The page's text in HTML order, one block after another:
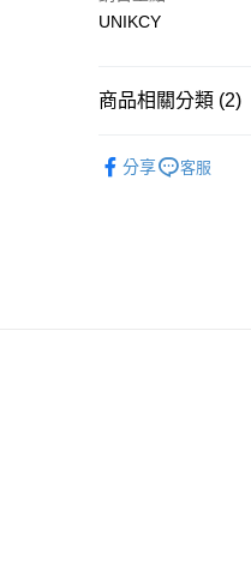
Google Pay
運送方式
每筆NT$70，滿
UNIKCY
商品相關分類 (2)
分享 客服